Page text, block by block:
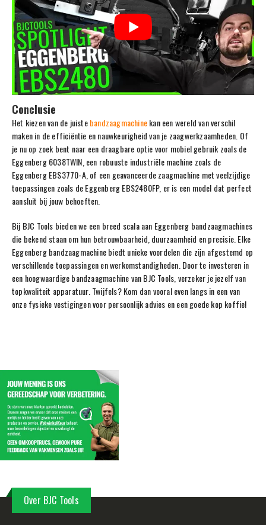
Conclusie
Het kiezen van de juistebandzaagmachinekan een wereld van verschil
maken in de efficiëntie en nauwkeurigheid van je zaagwerkzaamheden. Of
je nu op zoek bent naar een draagbare optie voor mobiel gebruik zoals de
Eggenberg 6038TWIN, een robuuste industriële machine zoals de
Eggenberg EBS3770-A, of een geavanceerde zaagmachine met veelzijdige
toepassingen zoals de Eggenberg EBS2480FP, er is een model dat perfect
aansluit bij jouw behoeften.
Bij BJC Tools bieden we een breed scala aan Eggenberg bandzaagmachines
die bekend staan om hun betrouwbaarheid, duurzaamheid en precisie. Elke
Eggenberg bandzaagmachine biedt unieke voordelen die zijn afgestemd op
verschillende toepassingen en werkomstandigheden. Door te investeren in
een hoogwaardige bandzaagmachine van BJC Tools, verzeker je jezelf van
topkwaliteit apparatuur. Twijfels? Kom dan vooral even langs in een van
onze fysieke vestigingen voor persoonlijk advies en een goede kop koffie!
Over BJC Tools